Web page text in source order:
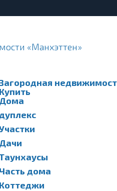
Купить
Дома
Дачи
Часть дома
Коттеджи